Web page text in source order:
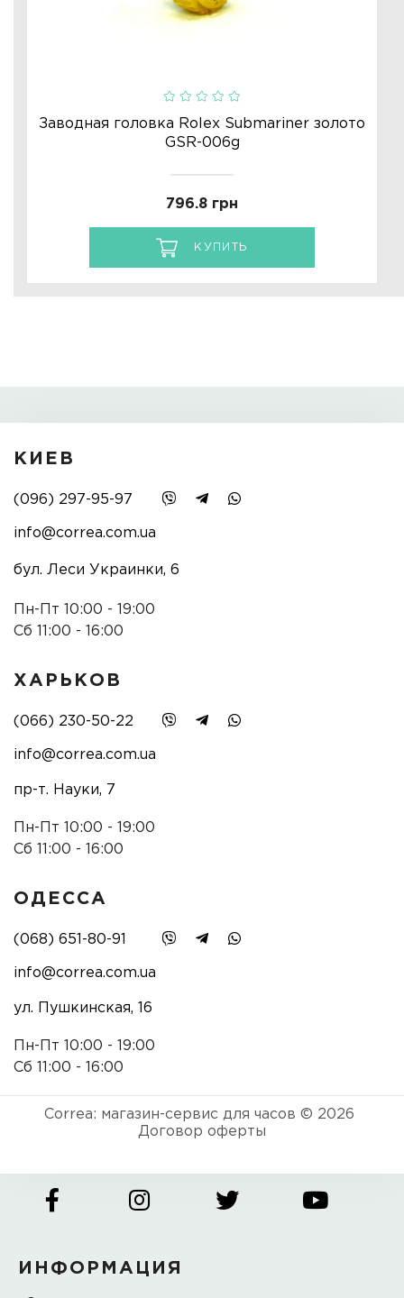
Заводная головка Rolex Submariner золото
GSR-006g
796.8 грн
КУПИТЬ
КИЕВ
(096) 297-95-97
info@correa.com.ua
бул. Леси Украинки, 6
Пн-Пт 10:00 - 19:00
Сб 11:00 - 16:00
ХАРЬКОВ
(066) 230-50-22
info@correa.com.ua
пр-т. Науки, 7
Пн-Пт 10:00 - 19:00
Сб 11:00 - 16:00
ОДЕССА
(068) 651-80-91
info@correa.com.ua
ул. Пушкинская, 16
Пн-Пт 10:00 - 19:00
Сб 11:00 - 16:00
Correa: магазин-сервис для часов © 2026
Договор оферты
ИНФОРМАЦИЯ